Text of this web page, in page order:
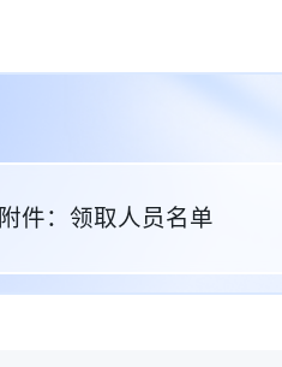
附件：领取人员名单